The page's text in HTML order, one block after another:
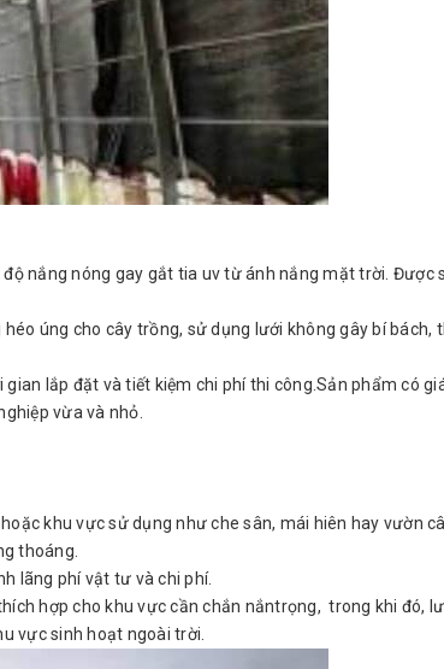
nắng nóng gay gắt tia uv từ ánh nắng mặt trời. Được
úng cho cây trồng, sử dụng lưới không gây bí
lắp đặt và tiết kiệm chi phí thi công.Sản phẩm có
vừa và nhỏ.
khu vực sử dụng như che sân, mái hiên hay vườn
thoáng.
lãng phí vật tư và chi phí.
hợp cho khu vực cần chắn nắntrọng, trong khi đó,
vực sinh hoạt ngoài trời.